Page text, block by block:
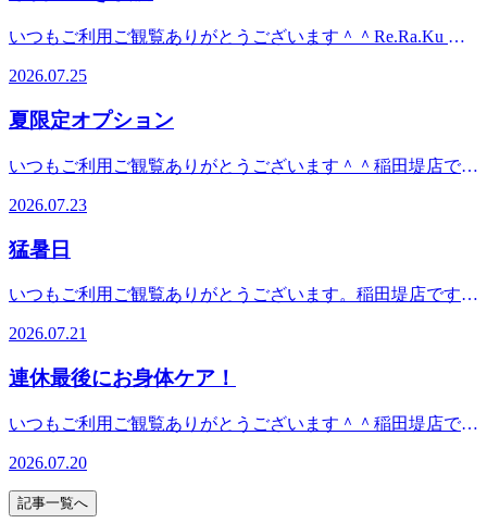
途中にあります。JR南武線「稲田堤」駅より徒歩1分。京王
の正面、ケバブ屋と眼鏡屋の間にあります。駐輪場有り、駐
車場→近隣パーキングをご利用ください。南武線、京王線を
ご利用の方はぜひ当店へお越しください。
機会に是非、お試しください♪【営業時間】平日：12:00～
21:00(最終受付20：20） 休日：11:00～21：00 （最終受付
ラルハイツ１階【TEL】044(299)7198【アクセス】JR⇔京王
徒歩1分。京王相模原線「京王稲田堤」駅南口より徒歩6分。
輪場有り、駐車場→近隣パーキングをご利用ください。南武
す！ ☆★☆★☆★☆★☆★☆★☆★☆★☆★☆★☆★本日
の出勤スタッフ♪7/26(日) ★オカヤ★フタミご案内可能です
話・Webでの確認・ご予約をオススメします。 ＝★＝☆＝
★＝☆＝★＝☆＝★＝☆＝★＝☆＝★＝☆＝☆＝★「マッサ
ージ」ファンに人気の！ボディケア＆肩甲骨ストレッチ新し
に是非、お試しください♪【営業時間】平日：12:00～
所】神奈川県川崎市多摩区菅 ２-１‐４ セントラルハイツ１
途中にあります。JR南武線「稲田堤」駅より徒歩1分。京王
の正面、ケバブ屋と眼鏡屋の間にあります。駐輪場有り、駐
車場→近隣パーキングをご利用ください。南武線、京王線を
ご利用の方はぜひ当店へお越しください。
いつもご利用ご観覧ありがとうございます＾＾Re.Ra.Ku 稲
て少し外に出るだけでいつもより体力を使う気がします
ね…！少しでもお疲れを感じたら、無理は禁物！ぜひリラク
で一緒にお身体のケアをしていきましょう！☆本日の空き状
す！みなさまのご来店をお待ちしておりま
す！ ☆★☆★☆★☆★☆★☆★☆★☆★☆★☆★☆★本日
＾＾ ※随時枠は埋まっていきますので、ご来店前にお電
話・Webでの確認・ご予約をオススメします。 ＝★＝☆＝
★＝☆＝★＝☆＝★＝☆＝★＝☆＝★＝☆＝☆＝★「マッサ
い健康サービスを考えるRe.Ra.Ku(リラク) 稲田堤店この機会
21:00(最終受付20:20)休日：11:00～21:00(最終受付20:20)【住
階【TEL】044(299)7198【アクセス】JR⇔京王線の乗り換え
相模原線「京王稲田堤」駅南口より徒歩6分。宝くじ売り場
の正面、ケバブ屋と眼鏡屋の間にあります。駐輪場有り、駐
車場→近隣パーキングをご利用ください。南武線、京王線を
2026.07.25
夏限定オプション
いつもご利用ご観覧ありがとうございます＾＾稲田堤店で
ンが頻発している気がします。皆様、熱中症などくれぐれも
ご用意しています＾＾この機会にお試しください！
スタッフ♪7/23(木) ★オカヤ★フタミご案内可能です＾＾
※随時枠は埋まっていきますので、ご来店前にお電話・Web
＝★＝☆＝★＝☆＝★＝☆＝★＝☆＝☆＝★「マッサージ」
ファンに人気の！ボディケア＆肩甲骨ストレッチ新しい健康
サービスを考えるRe.Ra.Ku(リラク) 稲田堤店この機会に是
受付20：20） 休日：11:00～21：00 （最終受付20：20)【住
階【TEL】044(299)7198【アクセス】JR⇔京王線の乗り換え
2026.07.23
猛暑日
いつもご利用ご観覧ありがとうございます。稲田堤店です。
身体も更に疲れやすくなります。是非、お疲れを溜め込む前
のケアをおススメします＾
＾ ☆★☆★☆★☆★☆★☆★☆★☆★☆★☆★☆★本日の
＾ ※随時枠は埋まっていきますので、ご来店前にお電話・
Webでの確認・ご予約をオススメします。 ＝★＝☆＝★
＝☆＝★＝☆＝★＝☆＝★＝☆＝★＝☆＝☆＝★「マッサー
ジ」ファンに人気の！ボディケア＆肩甲骨ストレッチ新しい
2026.07.21
連休最後にお身体ケア！
いつもご利用ご観覧ありがとうございます＾＾稲田堤店で
備え、お身体をリセットしませんか？皆様のご来店を心より
お待ちしております(*
´ω`*)☆★☆★☆★☆★☆★☆★☆★☆★☆★☆★☆★本日
2026.07.20
記事一覧へ